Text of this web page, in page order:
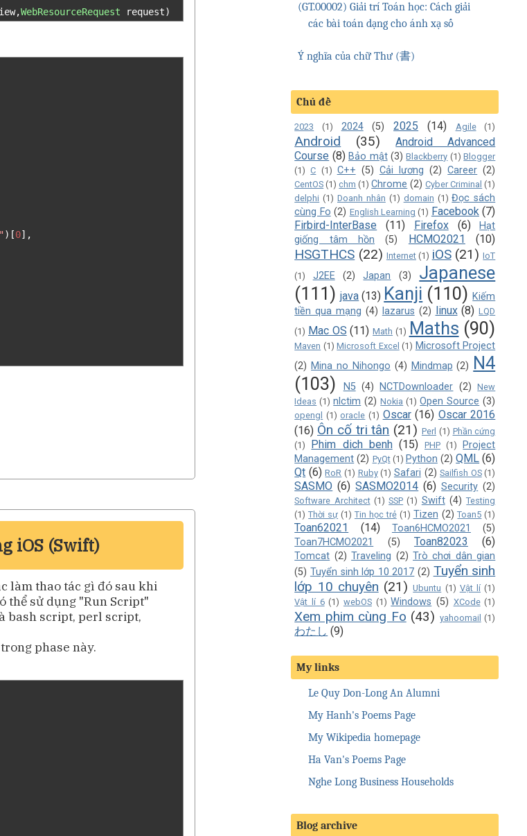
,WebResourceRequest request)
)[0],
iOS (Swift)
làm thao tác gì đó sau khi
thể sử dụng "Run Script"
bash script, perl script,
phase này.
(GT.00002) Giải trí Toán học: Cách giải
các bài toán dạng cho ánh xạ số
Ý nghĩa của chữ Thư (書)
Chủ đề
2023 (1) 2024 (5) 2025 (14) Agile (1)
Android (35)
Android Advanced
Course (8) Bảo mật (3) Blackberry (1) Blogger
(1) C (1) C++ (5) Cải lương (2) Career (2)
CentOS (1) chm (1) Chrome (2) Cyber Criminal (1)
delphi (1) Doanh nhân (1) domain (1) Đọc sách
cùng Fo (2) English Learning (1) Facebook (7)
Firbird-InterBase
(11) Firefox (6)
Hạt
giống tâm hồn
(5) HCMO2021 (10)
HSGTHCS (22) Internet (1) iOS (21) IoT
(1)
J2EE (2) Japan (3)
Japanese
(111) java (13) Kanji (110) Kiếm
tiền qua mạng (4) lazarus (2) linux (8) LQD
(1) Mac OS (11) Math (1) Maths (90)
Maven (1) Microsoft Excel (1) Microsoft Project
(2) Mina no Nihongo (4) Mindmap (2) N4
(103)
N5 (4) NCTDownloader (2)
New
Ideas (1) nlctim (2) Nokia (1) Open Source (3)
opengl (1) oracle (1) Oscar (16) Oscar 2016
(16) Ôn cố tri tân (21) Perl (1) Phần cứng
(1)
Phim dich benh (15) PHP (1)
Project
Management (2) PyQt (1) Python (2) QML (6)
Qt (6) RoR (1) Ruby (1) Safari (2) Sailfish OS (1)
SASMO (6) SASMO2014 (6) Security (2)
Software Architect (1) SSP (1) Swift (4) Testing
(1) Thời sự (1) Tin học trẻ (1) Tizen (2) Toan5 (1)
Toan62021 (14) Toan6HCMO2021
(5)
Toan7HCMO2021
(5) Toan82023 (6)
Tomcat (2) Traveling (2) Trò chơi dân gian
(5) Tuyển sinh lớp 10 2017 (2) Tuyển sinh
lớp 10 chuyên (21) Ubuntu (1) Vật lí (1)
Vật lí 6 (1) webOS (1) Windows (5) XCode (1)
Xem phim cùng Fo (43) yahoomail (1)
わたし (9)
My links
Le Quy Don-Long An Alumni
My Hanh's Poems Page
My Wikipedia homepage
Ha Van's Poems Page
Nghe Long Business Households
Blog archive